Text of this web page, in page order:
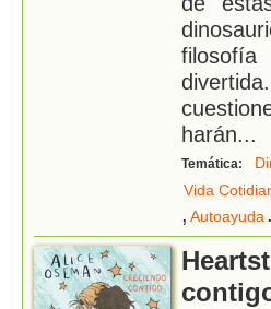
harán...
Temática:
Vida
, Autoayuda